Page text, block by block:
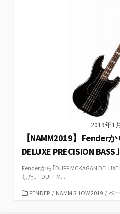
2019年1
【NAMM2019】Fenderか
DELUXE PRECISION BASS
Fenderから｢DUFF MCKAGAN
した。 DUFF M...
カFENDER / NAMM SHOW 2019 / ベ